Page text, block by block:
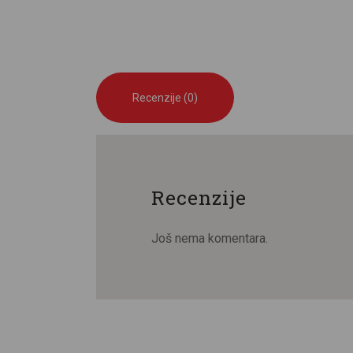
Recenzije (0)
Recenzije
Još nema komentara.